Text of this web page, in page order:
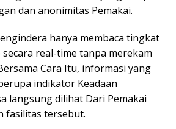
dan anonimitas Pemakai.
hanya membaca tingkat
real-time tanpa merekam
Cara Itu, informasi yang
indikator Keadaan
langsung dilihat Dari Pemakai
fasilitas tersebut.